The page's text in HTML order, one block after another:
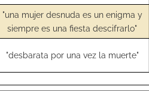
"una mujer desnuda es un enigma y
siempre es una fiesta descifrarlo"
"desbarata por una vez la muerte"